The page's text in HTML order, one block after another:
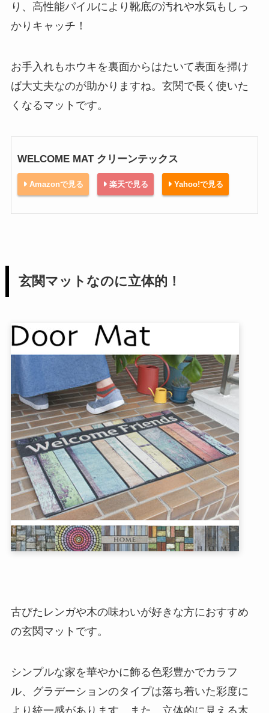
り、高性能パイルにより靴底の汚れや水気もしっ
かりキャッチ！
お手入れもホウキを裏面からはたいて表面を掃け
ば大丈夫なのが助かりますね。玄関で長く使いた
くなるマットです。
WELCOME MAT クリーンテックス
Amazonで見る 楽天で見る Yahoo!で見る
玄関マットなのに立体的！
古びたレンガや木の味わいが好きな方におすすめ
の玄関マットです。
シンプルな家を華やかに飾る色彩豊かでカラフ
ル、グラデーションのタイプは落ち着いた彩度に